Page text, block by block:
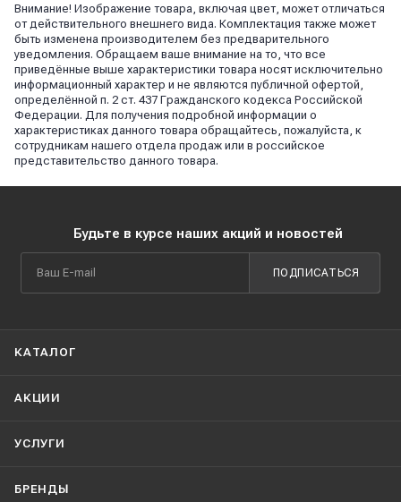
Внимание! Изображение товара, включая цвет, может отличаться
от действительного внешнего вида. Комплектация также может
быть изменена производителем без предварительного
уведомления. Обращаем ваше внимание на то, что все
приведённые выше характеристики товара носят исключительно
информационный характер и не являются публичной офертой,
определённой п. 2 ст. 437 Гражданского кодекса Российской
Федерации. Для получения подробной информации о
характеристиках данного товара обращайтесь, пожалуйста, к
сотрудникам нашего отдела продаж или в российское
представительство данного товара.
Будьте в курсе наших акций и новостей
ПОДПИСАТЬСЯ
КАТАЛОГ
АКЦИИ
УСЛУГИ
БРЕНДЫ